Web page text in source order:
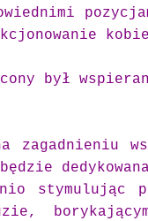
był
stymulując